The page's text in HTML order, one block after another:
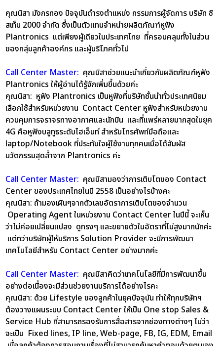
คุณนิสา มังกรทอง ปัจจุบันดำรงตำแหน่ง กรรมการผู้จัดการ บริษัท ซิ
สเท็ม 2000 จำกัด ซึ่งเป็นตัวแทนจำหน่ายผลิตภัณฑ์หูฟัง
Plantronics แต่เพียงผู้เดียวในประเทศไทย ที่ครอบคลุมทั้งในส่วน
ของกลุ่มลูกค้าองค์กร และผู้บริโภคทั่วไป
Call Center Master: คุณนิสาช่วยแนะนำเกี่ยวกับผลิตภัณฑ์หูฟัง
Plantronics ให้ผู้อ่านได้รู้จักเพิ่มขึ้นด้วยค่ะ
คุณนิสา: หูฟัง Plantronics เป็นหูฟังที่บริษัทชั้นนำทั่วประเทศนิยม
เลือกใช้สำหรับหน่วยงาน Contact Center หูฟังสำหรับหน่วยงาน
ควบคุมการจราจรทางอากาศและนักบิน และที่แพร่หลายมากสุดในยุค
4G คือหูฟังบลูทูธระดับไฮเอ็นท์ สำหรับโทรศัพท์มือถือและ
laptop/Notebook ที่ประทับใจผู้ใช้งานทุกคนเมื่อได้สัมผัส
นวัตกรรมสุดล้ำจาก Plantronics ค่ะ
Call Center Master: คุณนิสามองว่าการเติบโตของ Contact
Center ของประเทศไทยในปี 2558 เป็นอย่างไรบ้างคะ
คุณนิสา: ถ้ามองเผินๆจากตัวเลขอัตราการเติบโตของจำนวน
Operating Agent ในหน่วยงาน Contact Center ในปีนี้ จะเห็น
ว่าไม่ค่อยเปลี่ยนแปลง ดูทรงๆ และขยายตัวในอัตราที่ไม่สูงมากนักค่ะ
แต่ทว่าบริษัทผู้ให้บริการ Solution Provider จะมีการพัฒนา
เทคโนโลยีสำหรับ Contact Center อย่างมากค่ะ
Call Center Master: คุณนิสาคิดว่าเทคโนโลยีที่มีการพัฒนาขึ้น
อย่างต่อเนื่องจะมีส่วนช่วยงานบริการได้อย่างไรคะ
คุณนิสา: ด้วย Lifestyle ของลูกค้าในยุคปัจจุบัน ทำให้ทุกบริษัทฯ
ต้องวางแผนระบบ Contact Center ให้เป็น One stop Sales &
Service Hub ที่สามารถรองรับการสื่อสารจากช่องทางต่างๆ ไม่ว่า
จะเป็น Fixed lines, IP line, Web-page, FB, IG, EDM, Email